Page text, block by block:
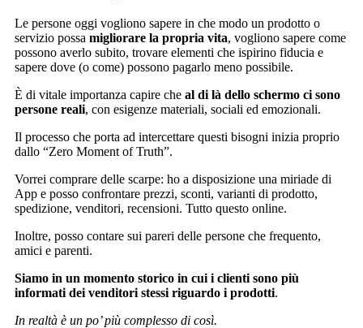
Le persone oggi vogliono sapere in che modo un prodotto o
servizio possa migliorare la propria vita, vogliono sapere come
possono averlo subito, trovare elementi che ispirino fiducia e
sapere dove (o come) possono pagarlo meno possibile.
È di vitale importanza capire che al di là dello schermo ci sono
persone reali, con esigenze materiali, sociali ed emozionali.
Il processo che porta ad intercettare questi bisogni inizia proprio
dallo “Zero Moment of Truth”.
Vorrei comprare delle scarpe: ho a disposizione una miriade di
App e posso confrontare prezzi, sconti, varianti di prodotto,
spedizione, venditori, recensioni. Tutto questo online.
Inoltre, posso contare sui pareri delle persone che frequento,
amici e parenti.
Siamo in un momento storico in cui i clienti sono più
informati dei venditori stessi riguardo i prodotti.
In realtà è un po’ più complesso di così.